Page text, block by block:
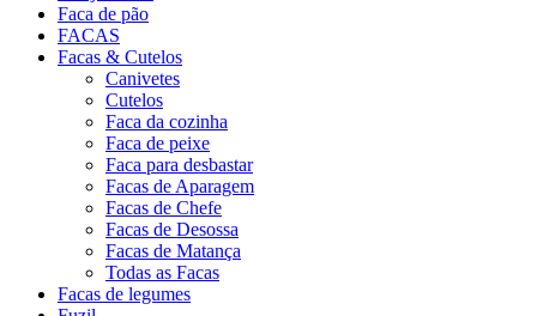
Faca de pão
FACAS
Facas & Cutelos
Canivetes
Cutelos
Faca da cozinha
Faca de peixe
Faca para desbastar
Facas de Aparagem
Facas de Chefe
Facas de Desossa
Facas de Matança
Todas as Facas
Facas de legumes